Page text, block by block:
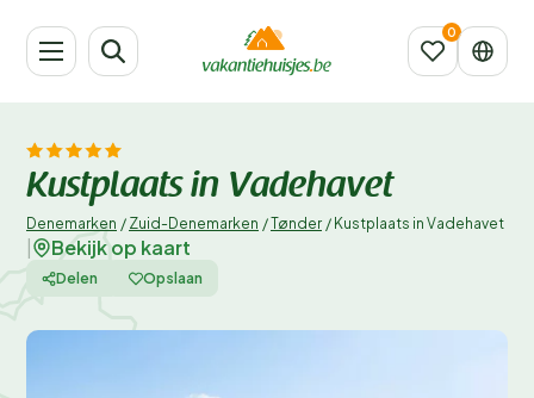
Kustplaats in Vadehavet
Denemarken / Zuid-Denemarken /Tønder / Kustplaats in Vadehavet
Bekijk op kaart
Delen Opslaan